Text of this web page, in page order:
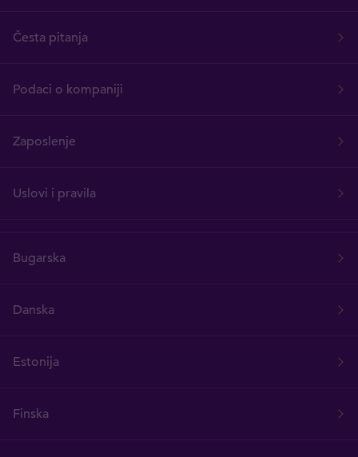
Česta pitanja
Podaci o kompaniji
Zaposlenje
Uslovi i pravila
Bugarska
Danska
Estonija
Finska